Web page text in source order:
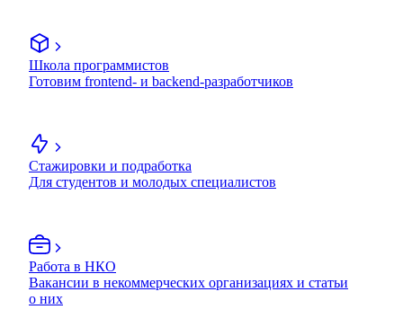
Школа программистов
Готовим frontend- и backend-разработчиков
Стажировки и подработка
Для студентов и молодых специалистов
Работа в НКО
Вакансии в некоммерческих организациях и статьи
о них